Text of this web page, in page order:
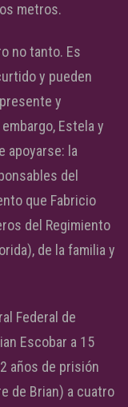
metros.
no tanto. Es
y pueden
y
Estela y
apoyarse: la
del
que Fabricio
del Regimiento
de la familia y
Federal de
Escobar a 15
años de prisión
de Brian) a cuatro